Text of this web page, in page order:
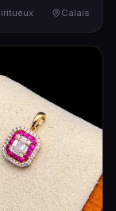
Calais